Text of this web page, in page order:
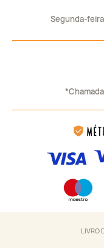
Segunda-
LIVRO